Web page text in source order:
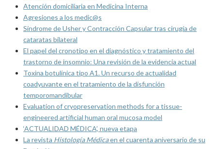
Atención domiciliaria en Medicina Interna
Agresiones a los medic@s
Síndrome de Usher y Contracción Capsular tras cirugía de
cataratas bilateral
El papel del cronotipo en el diagnóstico y tratamiento del
trastorno de insomnio: Una revisión de la evidencia actual
Toxina botulínica tipo A1. Un recurso de actualidad
coadyuvante en el tratamiento de la disfunción
temporomandibular
Evaluation of cryopreservation methods for a tissue-
engineered artificial human oral mucosa model
‘ACTUALIDAD MÉDICA’, nueva etapa
La revista Histología Médicaen el cuarenta aniversario de su